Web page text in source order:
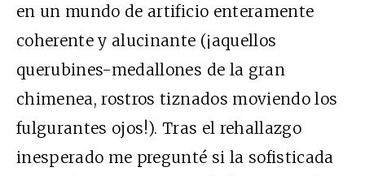
en un mundo de artificio enteramente
coherente y alucinante (¡aquellos
querubines-medallones de la gran
chimenea, rostros tiznados moviendo los
fulgurantes ojos!). Tras el rehallazgo
inesperado me pregunté si la sofisticada